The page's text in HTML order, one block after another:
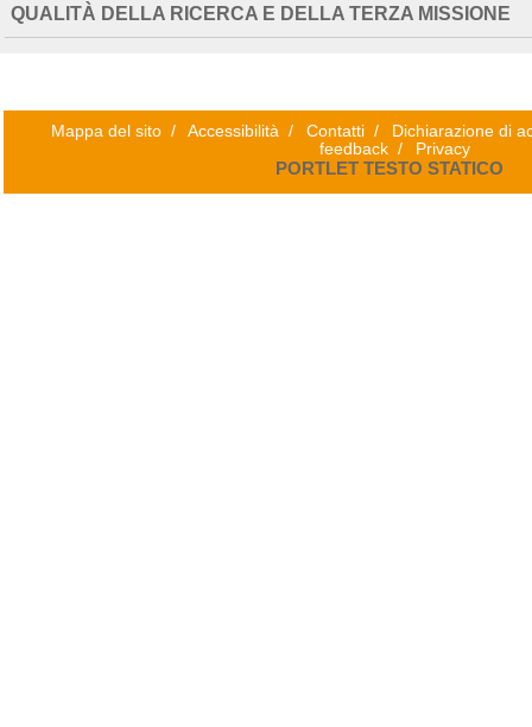
QUALITÀ DELLA RICERCA E DELLA TERZA MISSIONE
Mappa del sito / Accessibilità / Contatti /
Dichiarazione di
feedback / Privacy
PORTLET TESTO STATICO